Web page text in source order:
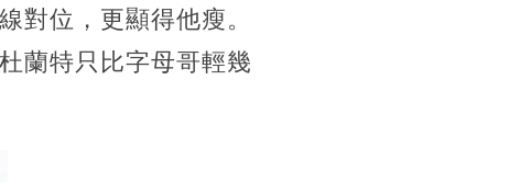
對位，更顯得他瘦。
蘭特只比字母哥輕幾